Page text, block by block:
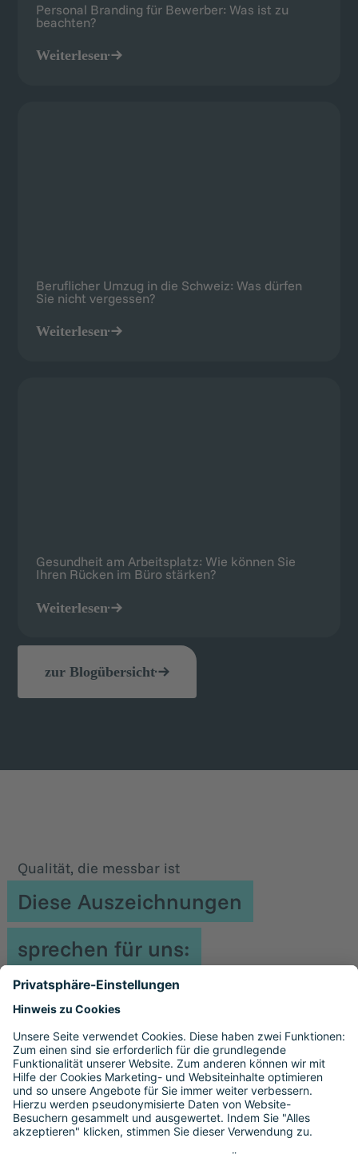
Personal Branding für Bewerber: Was ist zu
beachten?
Weiterlesen
Beruflicher Umzug in die Schweiz: Was dürfen
Sie nicht vergessen?
Weiterlesen
Gesundheit am Arbeitsplatz: Wie können Sie
Ihren Rücken im Büro stärken?
Weiterlesen
zur Blogübersicht
Qualität, die messbar ist
Diese Auszeichnungen
sprechen für uns: